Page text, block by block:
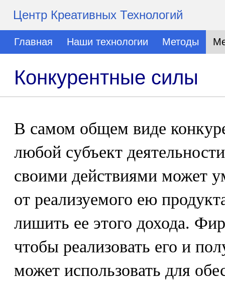
Центр Креативных Технологий
Главная Наши технологии Методы
Конкурентные силы
В самом общем виде
любой субъект
своими действиями может
от реализуемого ею
лишить ее этого дохода.
чтобы реализовать его и
может использовать для